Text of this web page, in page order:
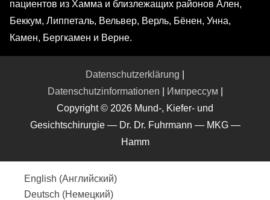
пациентов из Хамма и близлежащих районов Ален,
Беккум, Липпеталь, Вельвер, Верль, Бёнен, Унна,
Камен, Бергкамен и Верне.
Datenschutzerklärung
Datenschutzinformationen
Импрессум
Copyright © 2026 Mund-, Kiefer- und
Gesichtschirurgie — Dr. Dr. Fuhrmann — MKG —
Hamm
English (Английский)
Deutsch (Немецкий)